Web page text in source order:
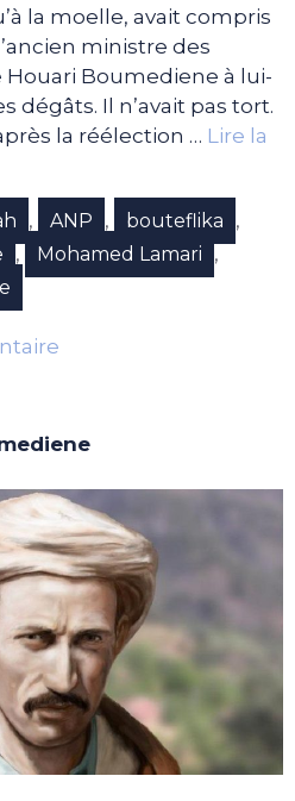
la moelle, avait compris
ministre des
Boumediene à lui-
dégâts. Il n’avait pas tort.
la réélection … Lire la
, ANP , bouteflika ,
, Mohamed Lamari ,